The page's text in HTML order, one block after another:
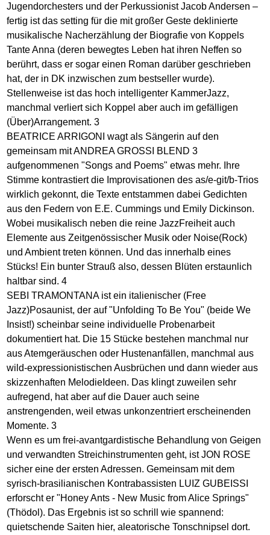
Jugendorchesters und der Perkussionist Jacob Andersen –
fertig ist das setting für die mit großer Geste deklinierte
musikalische Nacherzählung der Biografie von Koppels
Tante Anna (deren bewegtes Leben hat ihren Neffen so
berührt, dass er sogar einen Roman darüber geschrieben
hat, der in DK inzwischen zum bestseller wurde).
Stellenweise ist das hoch intelligenter KammerJazz,
manchmal verliert sich Koppel aber auch im gefälligen
(Über)Arrangement. 3
BEATRICE ARRIGONI wagt als Sängerin auf den
gemeinsam mit ANDREA GROSSI BLEND 3
aufgenommenen "Songs and Poems" etwas mehr. Ihre
Stimme kontrastiert die Improvisationen des as/e-git/b-Trios
wirklich gekonnt, die Texte entstammen dabei Gedichten
aus den Federn von E.E. Cummings und Emily Dickinson.
Wobei musikalisch neben die reine JazzFreiheit auch
Elemente aus Zeitgenössischer Musik oder Noise(Rock)
und Ambient treten können. Und das innerhalb eines
Stücks! Ein bunter Strauß also, dessen Blüten erstaunlich
haltbar sind. 4
SEBI TRAMONTANA ist ein italienischer (Free
Jazz)Posaunist, der auf "Unfolding To Be You" (beide We
Insist!) scheinbar seine individuelle Probenarbeit
dokumentiert hat. Die 15 Stücke bestehen manchmal nur
aus Atemgeräuschen oder Hustenanfällen, manchmal aus
wild-expressionistischen Ausbrüchen und dann wieder aus
skizzenhaften MelodieIdeen. Das klingt zuweilen sehr
aufregend, hat aber auf die Dauer auch seine
anstrengenden, weil etwas unkonzentriert erscheinenden
Momente. 3
Wenn es um frei-avantgardistische Behandlung von Geigen
und verwandten Streichinstrumenten geht, ist JON ROSE
sicher eine der ersten Adressen. Gemeinsam mit dem
syrisch-brasilianischen Kontrabassisten LUIZ GUBEISSI
erforscht er "Honey Ants - New Music from Alice Springs"
(Thödol). Das Ergebnis ist so schrill wie spannend:
quietschende Saiten hier, aleatorische Tonschnipsel dort.